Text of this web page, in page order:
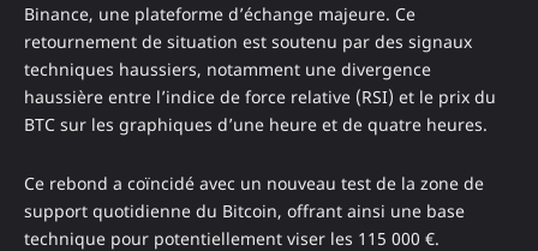
Binance, une plateforme d’échange majeure. Ce
retournement de situation est soutenu par des signaux
techniques haussiers, notamment une divergence
haussière entre l’indice de force relative (RSI) et le prix du
BTC sur les graphiques d’une heure et de quatre heures.
Ce rebond a coïncidé avec un nouveau test de la zone de
support quotidienne du Bitcoin, offrant ainsi une base
technique pour potentiellement viser les 115 000 €.